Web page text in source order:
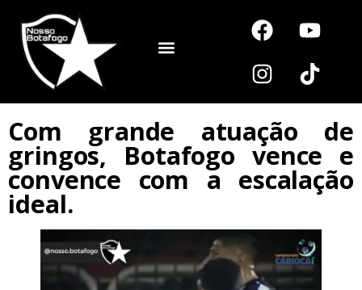
Com grande atuação de
gringos, Botafogo vence e
convence com a escalação
ideal.